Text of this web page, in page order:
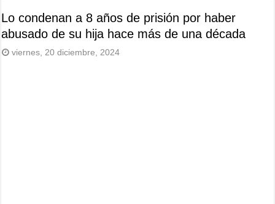
Lo condenan a 8 años de prisión por haber
abusado de su hija hace más de una década
viernes, 20 diciembre, 2024